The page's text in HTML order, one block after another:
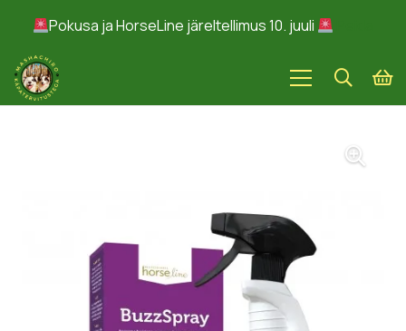
Pokusa ja HorseLine järeltellimus 10. juuli